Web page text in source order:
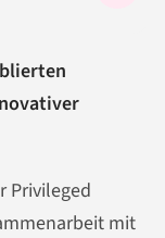
Privileged
mit